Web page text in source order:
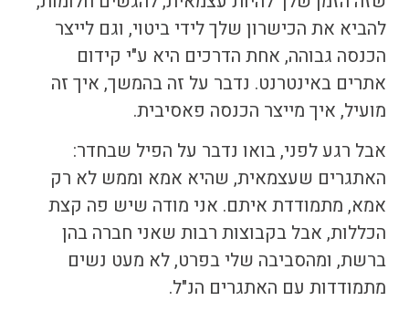
להביא את הכישרון שלך לידי ביטוי, וגם לייצר
הכנסה גבוהה, אחת הדרכים היא ע"י קידום
אתרים באינטרנט. נדבר על זה בהמשך, איך זה
מועיל, איך מייצר הכנסה פאסיבית.
אבל רגע לפני, בואו נדבר על הפיל שבחדר:
האתגרים שעצמאית, שהיא אמא וממש לא רק
אמא, מתמודדת איתם. אני מודה שיש פה קצת
הכללות, אבל בקבוצות רבות שאני חברה בהן
ברשת, ומהסביבה שלי בפרט, לא מעט נשים
מתמודדות עם האתגרים הנ"ל.